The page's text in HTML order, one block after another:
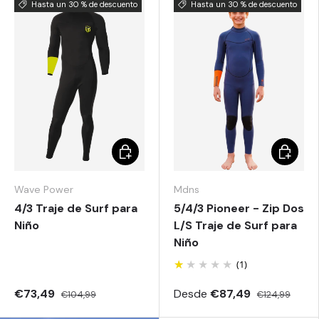
Hasta un 30 % de descuento
Wave Power
4/3 Traje de Surf para
Niño
€73,49 €104,99
Elegir opciones
Hasta un 30 % de descuento
Mdns
5/4/3 Pioneer - Zip Dos
L/S Traje de Surf para
Niño
(1)
Desde €87,49 €124,99
Elegir